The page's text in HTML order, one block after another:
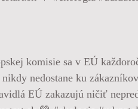
komisie sa v EÚ
nedostane ku
EÚ zakazujú ničiť